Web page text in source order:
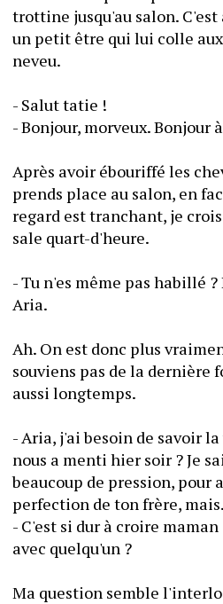
trottine jusqu'au salon. C'est
un petit être qui lui colle aux
- Salut tatie !
Après avoir ébouriffé les
prends place au salon, en
regard est tranchant, je
sale quart-d'heure.
- Tu n'es même pas habillé
Ah. On est donc plus
souviens pas de la dernière
- Aria, j'ai besoin de savoir
nous a menti hier soir ? Je
beaucoup de pression, pour
perfection de ton frère,
- C'est si dur à croire
avec quelqu'un ?
Ma question semble